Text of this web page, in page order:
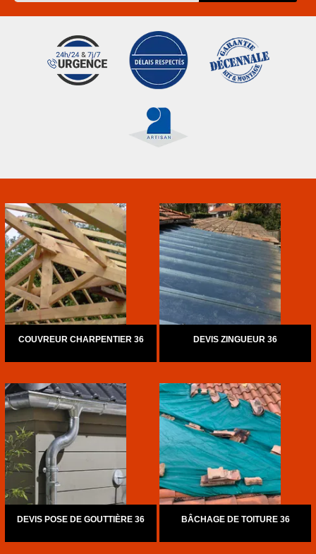
COUVREUR CHARPENTIER 36 DEVIS ZINGUEUR 36
DEVIS POSE DE GOUTTIÈRE 36 BÂCHAGE DE TOITURE 36